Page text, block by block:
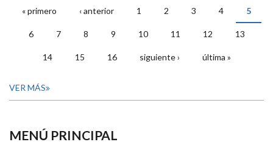
PÁGINAS
« primero ‹ anterior 1 2 3 4 5
6 7 8 9 10 11 12 13
14 15 16 siguiente › última »
VER MÁS
MENÚ PRINCIPAL